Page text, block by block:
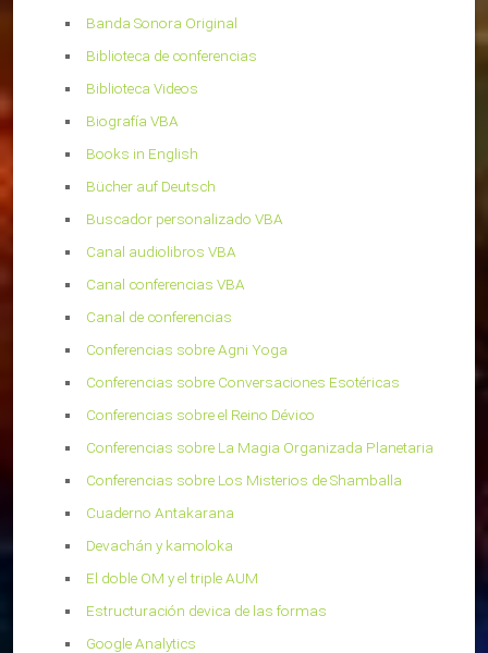
Banda Sonora Original
Biblioteca de conferencias
Biblioteca Videos
Biografía VBA
Books in English
Bücher auf Deutsch
Buscador personalizado VBA
Canal audiolibros VBA
Canal conferencias VBA
Canal de conferencias
Conferencias sobre Agni Yoga
Conferencias sobre Conversaciones Esotéricas
Conferencias sobre el Reino Dévico
Conferencias sobre La Magia Organizada Planetaria
Conferencias sobre Los Misterios de Shamballa
Cuaderno Antakarana
Devachán y kamoloka
El doble OM y el triple AUM
Estructuración devica de las formas
Google Analytics